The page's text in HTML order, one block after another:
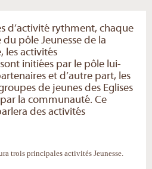
d’activité rythment, chaque
pôle Jeunesse de la
les activités
initiées par le pôle lui-
et d’autre part, les
de jeunes des Eglises
la communauté. Ce
des activités
trois principales activités Jeunesse.